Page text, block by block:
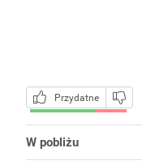
Przydatne
W pobliżu